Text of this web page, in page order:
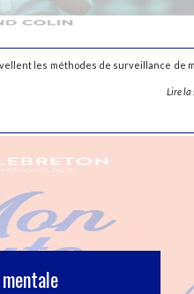
les méthodes de surveillance de
Lire la